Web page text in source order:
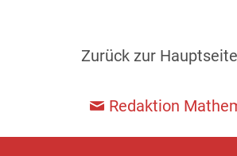
Zurück zur Hauptseite
Redaktion